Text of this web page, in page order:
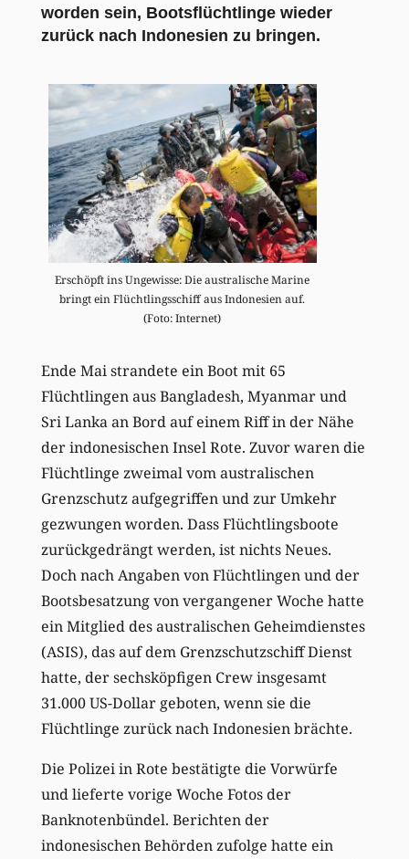
worden sein, Bootsflüchtlinge wieder
zurück nach Indonesien zu bringen.
Erschöpft ins Ungewisse: Die australische Marine
bringt ein Flüchtlingsschiff aus Indonesien auf.
(Foto: Internet)
Ende Mai strandete ein Boot mit 65
Flüchtlingen aus Bangladesh, Myanmar und
Sri Lanka an Bord auf einem Riff in der Nähe
der indonesischen Insel Rote. Zuvor waren die
Flüchtlinge zweimal vom australischen
Grenzschutz aufgegriffen und zur Umkehr
gezwungen worden. Dass Flüchtlingsboote
zurückgedrängt werden, ist nichts Neues.
Doch nach Angaben von Flüchtlingen und der
Bootsbesatzung von vergangener Woche hatte
ein Mitglied des australischen Geheimdienstes
(ASIS), das auf dem Grenzschutzschiff Dienst
hatte, der sechsköpfigen Crew insgesamt
31.000 US-Dollar geboten, wenn sie die
Flüchtlinge zurück nach Indonesien brächte.
Die Polizei in Rote bestätigte die Vorwürfe
und lieferte vorige Woche Fotos der
Banknotenbündel. Berichten der
indonesischen Behörden zufolge hatte ein